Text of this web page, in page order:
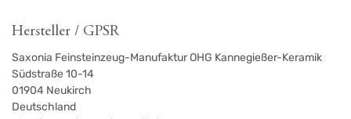
Hersteller / GPSR
Saxonia Feinsteinzeug-Manufaktur OHG Kannegießer-Keramik
Südstraße 10-14
01904 Neukirch
Deutschland